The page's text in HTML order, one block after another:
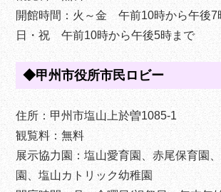
開館時間：火～金 午前10時から午後7
日・祝 午前10時から午後5時まで
◆甲州市役所市民ロビー
住所：甲州市塩山上於曽1085-1
観覧料：無料
展示協力園：塩山愛育園、赤尾保育園
園、塩山カトリック幼稚園